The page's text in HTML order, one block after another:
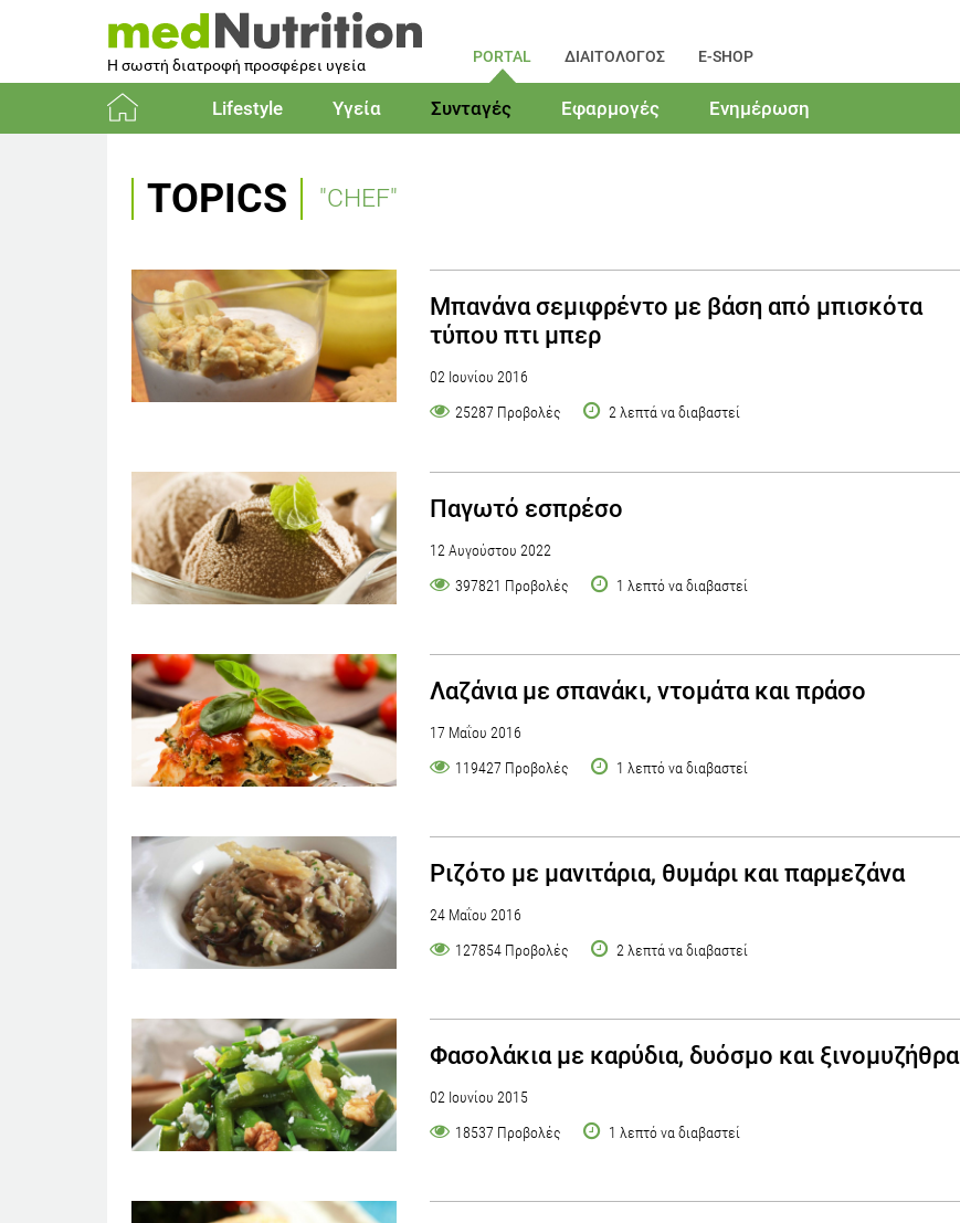
Η σωστή διατροφή προσφέρει υγεία PORTAL ΔΙΑΙΤΟΛΟΓΟΣ E-SHOP
Lifestyle Υγεία Συνταγές Εφαρμογές Ενημέρωση
TOPICS "CHEF"
Μπανάνα σεμιφρέντο με βάση από μπισκότα
τύπου πτι μπερ
02 Ιουνίου 2016
25287 Προβολές
2 λεπτά να διαβαστεί
Παγωτό εσπρέσο
12 Αυγούστου 2022
397821 Προβολές
1 λεπτό να διαβαστεί
Λαζάνια με σπανάκι, ντομάτα και πράσο
17 Μαΐου 2016
119427 Προβολές
1 λεπτό να διαβαστεί
Ριζότο με μανιτάρια, θυμάρι και παρμεζάνα
24 Μαΐου 2016
127854 Προβολές
2 λεπτά να διαβαστεί
Φασολάκια με καρύδια, δυόσμο και ξινομυζήθρα
02 Ιουνίου 2015
18537 Προβολές
1 λεπτό να διαβαστεί